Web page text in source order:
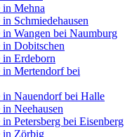
in Mehna
Schmiedehausen
Wangen bei Naumburg
in Dobitschen
in Erdeborn
in Mertendorf bei
in Nauendorf bei Halle
Neehausen
Petersberg bei Eisenberg
in Zörbig